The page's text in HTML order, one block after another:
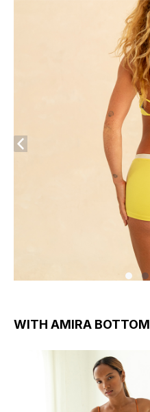
WITH AMIRA BOTTOM